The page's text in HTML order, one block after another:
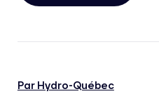
Par Hydro-Québec